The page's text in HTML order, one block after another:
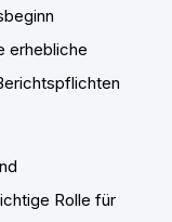
erhebliche
Rolle für